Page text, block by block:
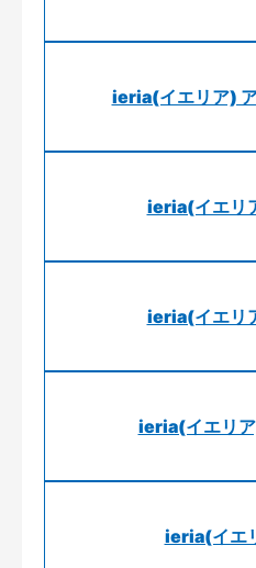
ieria(イエリア)
ieria(イエリ
ieria(イエリ
ieria(イエリ
ieria(イエ